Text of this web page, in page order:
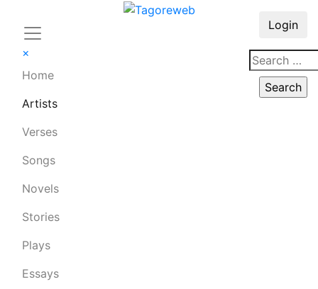
×
Home
Artists
Verses
Songs
Novels
Stories
Plays
Essays
Login